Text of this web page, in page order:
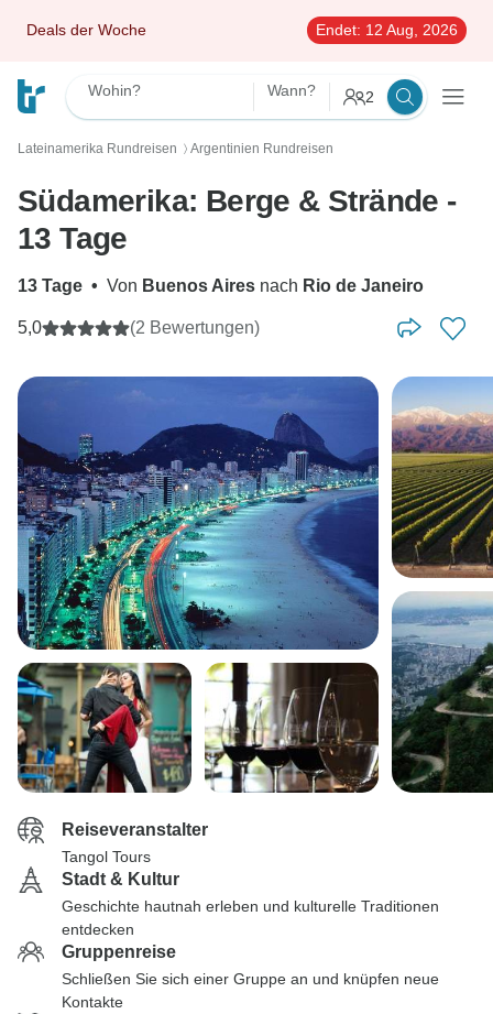
Deals der Woche Endet: 12 Aug, 2026
Wohin? Wann? 2
Lateinamerika Rundreisen 〉 Argentinien Rundreisen
Südamerika: Berge & Strände -
13 Tage
13 Tage • Von Buenos Aires nach Rio de Janeiro
5,0 (2 Bewertungen)
Reiseveranstalter
Tangol Tours
Stadt & Kultur
Geschichte hautnah erleben und kulturelle Traditionen
entdecken
Gruppenreise
Schließen Sie sich einer Gruppe an und knüpfen neue
Kontakte